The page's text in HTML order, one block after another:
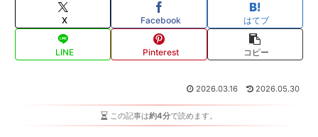
X Facebook はてブ
LINE Pinterest コピー
2026.03.16 2026.05.30
この記事は約4分で読めます。